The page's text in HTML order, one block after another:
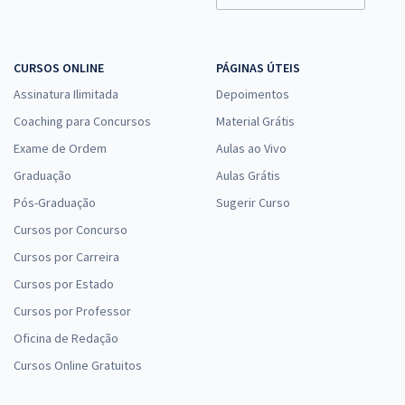
CURSOS ONLINE
Assinatura Ilimitada
Coaching para Concursos
Exame de Ordem
Graduação
Pós-Graduação
Cursos por Concurso
Cursos por Carreira
Cursos por Estado
Cursos por Professor
Oficina de Redação
Cursos Online Gratuitos
PÁGINAS ÚTEIS
Depoimentos
Material Grátis
Aulas ao Vivo
Aulas Grátis
Sugerir Curso